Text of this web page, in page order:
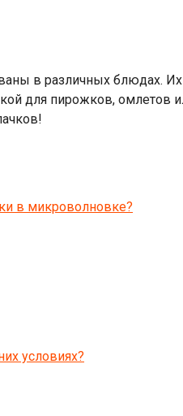
в различных блюдах.
для пирожков,
в микроволновке?
условиях?